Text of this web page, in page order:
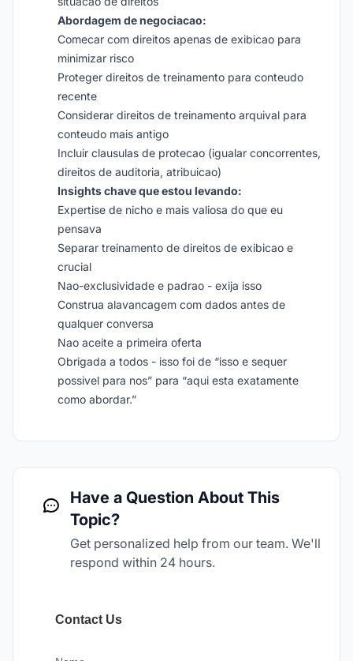
Abordagem de negociacao:
Comecar com direitos apenas de exibicao para
minimizar risco
Proteger direitos de treinamento para conteudo
recente
Considerar direitos de treinamento arquival para
conteudo mais antigo
Incluir clausulas de protecao (igualar concorrentes,
direitos de auditoria, atribuicao)
Insights chave que estou levando:
Expertise de nicho e mais valiosa do que eu
pensava
Separar treinamento de direitos de exibicao e
crucial
Nao-exclusividade e padrao - exija isso
Construa alavancagem com dados antes de
qualquer conversa
Nao aceite a primeira oferta
Obrigada a todos - isso foi de “isso e sequer
possivel para nos” para “aqui esta exatamente
como abordar.”
Have a Question About This
Topic?
Get personalized help from our team. We'll
respond within 24 hours.